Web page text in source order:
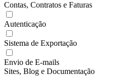
Contas, Contratos e Faturas
Autenticação
Sistema de Exportação
Envio de E-mails
Sites, Blog e Documentação